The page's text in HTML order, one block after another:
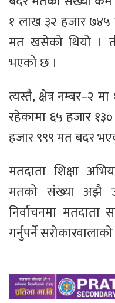
१ लाख ३२ हजार ७४५
मत खसेको थियो ।
भएको छ ।
त्यस्तै, क्षेत्र नम्बर–२
रहेकामा ६५ हजार
हजार ९९९ मत बदर
मतदाता शिक्षा
मतको संख्या अझै
निर्वाचनमा मतदाता
गर्नुपर्ने